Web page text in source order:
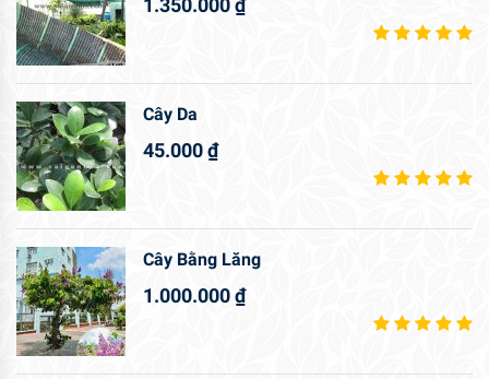
1.350.000₫
Cây Da
45.000₫
Cây Bằng Lăng
1.000.000₫